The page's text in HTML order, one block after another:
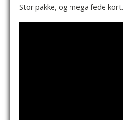
Stor pakke, og mega fede kort.